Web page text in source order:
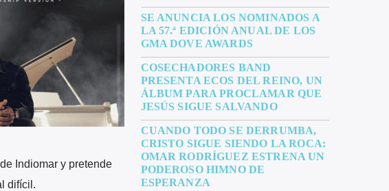
Indiomar y pretende
difícil.
SE ANUNCIA LOS NOMINADOS A
LA 57.ª EDICIÓN ANUAL DE LOS
GMA DOVE AWARDS
COSECHADORES BAND
PRESENTA ECOS DEL REINO, UN
ÁLBUM PARA PROCLAMAR QUE
JESÚS SIGUE SALVANDO
CUANDO TODO SE DERRUMBA,
CRISTO SIGUE SIENDO LA ROCA:
OMAR RODRÍGUEZ ESTRENA UN
PODEROSO HIMNO DE
ESPERANZA